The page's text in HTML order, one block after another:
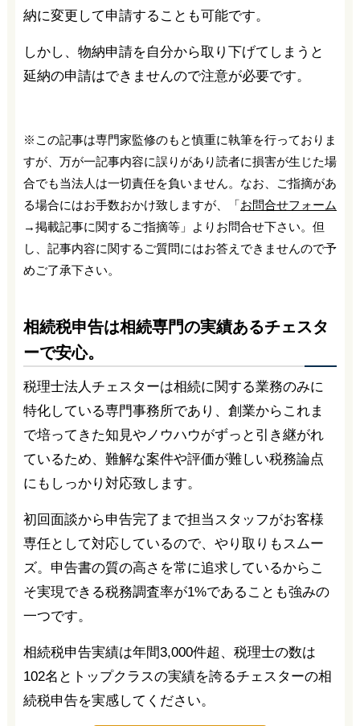
納に変更して申請することも可能です。
しかし、物納申請を自分から取り下げてしまうと
延納の申請はできませんので注意が必要です。
※この記事は専門家監修のもと慎重に執筆を行っておりま
すが、万が一記事内容に誤りがあり読者に損害が生じた場
合でも当法人は一切責任を負いません。なお、ご指摘があ
る場合にはお手数おかけ致しますが、「お問合せフォーム
→掲載記事に関するご指摘等」よりお問合せ下さい。但
し、記事内容に関するご質問にはお答えできませんので予
めご了承下さい。
相続税申告は相続専門の実績あるチェスタ
ーで安心。
税理士法人チェスターは相続に関する業務のみに
特化している専門事務所であり、創業からこれま
で培ってきた知見やノウハウがずっと引き継がれ
ているため、難解な案件や評価が難しい税務論点
にもしっかり対応致します。
初回面談から申告完了まで担当スタッフがお客様
専任として対応しているので、やり取りもスムー
ズ。申告書の質の高さを常に追求しているからこ
そ実現できる税務調査率が1%であることも強みの
一つです。
相続税申告実績は年間3,000件超、税理士の数は
102名とトップクラスの実績を誇るチェスターの相
続税申告を実感してください。